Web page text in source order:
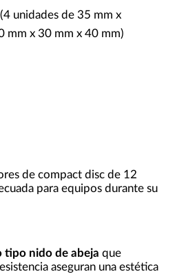
unidades de 35 mm x
mm x 30 mm x 40 mm)
de compact disc de 12
para equipos durante su
tipo nido de abeja que
aseguran una estética